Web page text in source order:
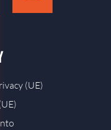
(UE)